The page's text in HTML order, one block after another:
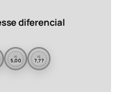
diferencial
R$
5,00 R$
?,??